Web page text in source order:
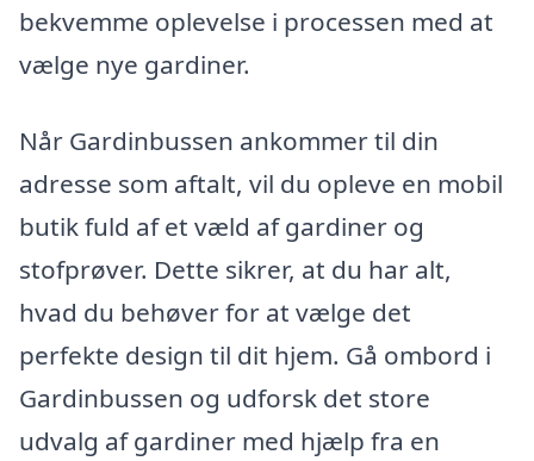
bekvemme oplevelse i processen med at
vælge nye gardiner.
Når Gardinbussen ankommer til din
adresse som aftalt, vil du opleve en mobil
butik fuld af et væld af gardiner og
stofprøver. Dette sikrer, at du har alt,
hvad du behøver for at vælge det
perfekte design til dit hjem. Gå ombord i
Gardinbussen og udforsk det store
udvalg af gardiner med hjælp fra en